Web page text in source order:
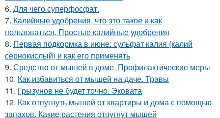
6. Для чего суперфосфат.
7. Калийные удобрения, что это такое и как
пользоваться. Простые калийные удобрения
8. Первая подкормка в июне: сульфат калия (калий
сернокислый) и как его применять
9. Средство от мышей в доме. Профилактические меры
10. Как избавиться от мышей на даче. Травы
11. Грызунов не будет точно. Эковата
12. Как отпугнуть мышей от квартиры и дома с помощью
запахов. Какие растения отпугнут мышей